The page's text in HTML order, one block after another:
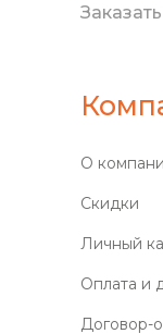
О
Скидки
Личный
Оплата и
Договор-